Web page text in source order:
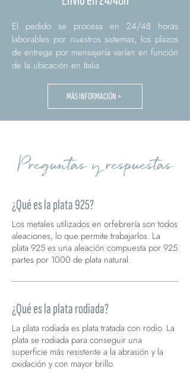
El pedido se procesa en 24/48 horas
laborables por nuestros sistemas, los plazos
de entrega por mensajería varían en función
de la ubicación en Italia.
MÁS INFORMACIÓN >
Preguntas y respuestas
¿Qué es la plata 925?
Los metales utilizados en orfebrería son todos
aleaciones, lo que permite trabajarlos. La
plata 925 es una aleación compuesta por 925
partes por 1000 de plata natural.
¿Qué es la plata rodiada?
La plata rodiada es plata tratada con rodio. La
plata se rodiada para conseguir una
superficie más resistente a la abrasión y la
oxidación y con mayor brillo.